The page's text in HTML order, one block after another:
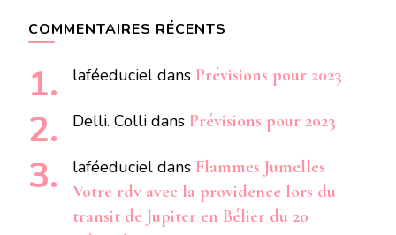
COMMENTAIRES RÉCENTS
laféeduciel dans Prévisions pour 2023
Delli. Colli dans Prévisions pour 2023
laféeduciel dans Flammes Jumelles
Votre rdv avec la providence lors du
transit de Jupiter en Bélier du 20